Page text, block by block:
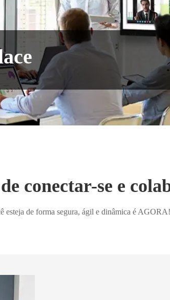
conectar-se e
esteja de forma segura, ágil e dinâmica é AGORA!